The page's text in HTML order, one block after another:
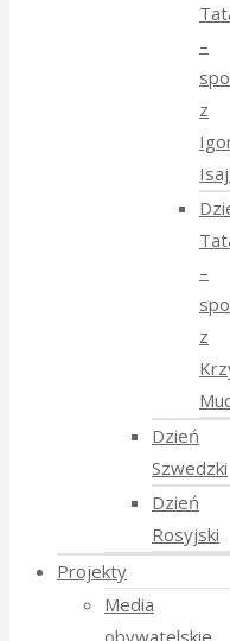
–
z
–
z
Dzień
Szwedzki
Dzień
Rosyjski
Projekty
Media
obywatelskie